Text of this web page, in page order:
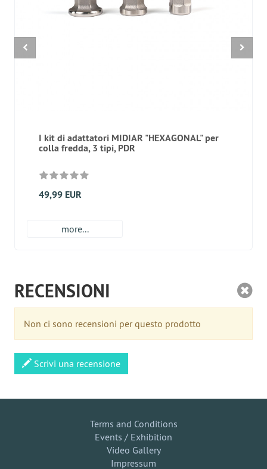
I kit di adattatori MIDIAR "HEXAGONAL" per
colla fredda, 3 tipi, PDR
49,99 EUR
more...
RECENSIONI
Non ci sono recensioni per questo prodotto
Scrivi una recensione
Terms and Conditions
Events / Exhibition
Video Gallery
Impressum